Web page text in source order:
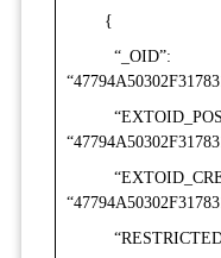
{
“_OID”: